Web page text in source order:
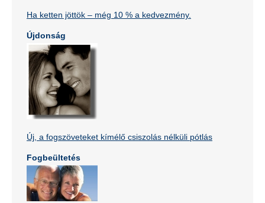
Ha ketten jöttök – még 10 % a kedvezmény.
Újdonság
Új, a fogszöveteket kímélő csiszolás nélküli pótlás
Fogbeültetés